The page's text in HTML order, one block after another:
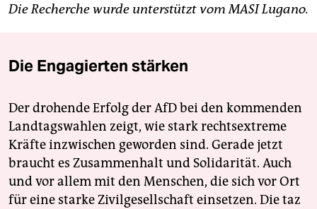
Die Recherche wurde unterstützt vom MASI Lugano.
Die Engagierten stärken
Der drohende Erfolg der AfD bei den kommenden
Landtagswahlen zeigt, wie stark rechtsextreme
Kräfte inzwischen geworden sind. Gerade jetzt
braucht es Zusammenhalt und Solidarität. Auch
und vor allem mit den Menschen, die sich vor Ort
für eine starke Zivilgesellschaft einsetzen. Die taz